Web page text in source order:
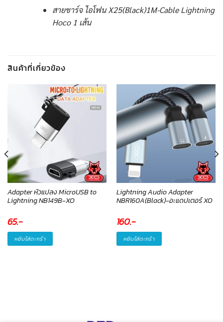
สายชาร์จ ไอโฟน X25(Black)1M-Cable Lightning
Hoco 1 เส้น
สินค้าที่เกี่ยวข้อง
Adapter หัวแปลง MicroUSB to
Lightning NB149B-XO
65.-
หยิบใส่ตะกร้า
Lightning Audio Adapter
NBR160A(Black)-อะแดปเตอร์ XO
160.-
หยิบใส่ตะกร้า